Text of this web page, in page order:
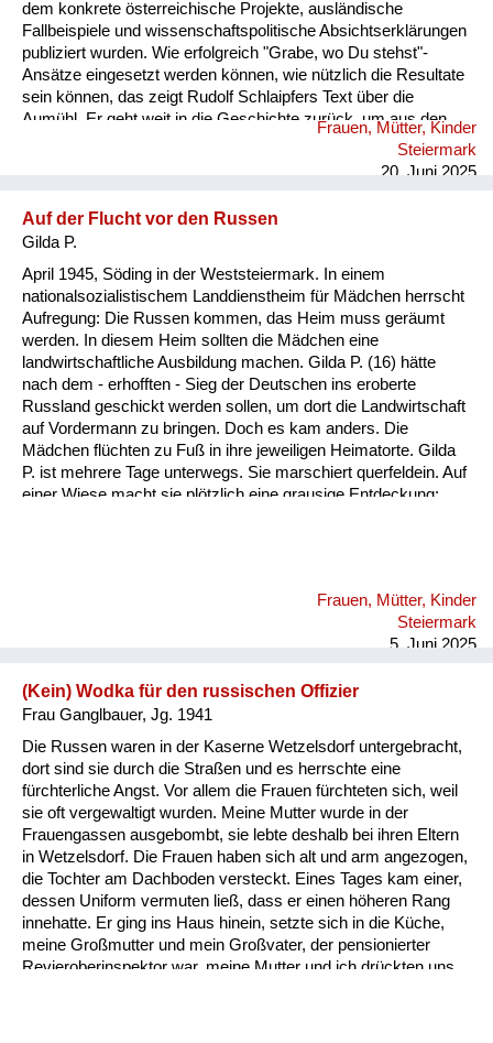
dem konkrete österreichische Projekte, ausländische
Fallbeispiele und wissenschaftspolitische Absichtserklärungen
publiziert wurden. Wie erfolgreich "Grabe, wo Du stehst"-
Ansätze eingesetzt werden können, wie nützlich die Resultate
sein können, das zeigt Rudolf Schlaipfers Text über die
Aumühl. Er geht weit in die Geschichte zurück, um aus den
Dokumenten der Archive frühere Jahrhunderte ins Blickfeld zu
rücken. Sobald aber die moderne Industriegesellschaft
Qualität dieses neuen historischen Arbeitens sichtbar. Im
Leben in der Kolonie verschränken sich Beruf, Alltag, Kultur
und Familie zu einem bunten Bild, werden Lebensschicksale
un...
Frauen, Mütter, Kinder
Steiermark
20. Juni 2025
Auf der Flucht vor den Russen
Gilda P.
April 1945, Söding in der Weststeiermark. In einem
nationalsozialistischem Landdienstheim für Mädchen herrscht
Aufregung: Die Russen kommen, das Heim muss geräumt
werden. In diesem Heim sollten die Mädchen eine
landwirtschaftliche Ausbildung machen. Gilda P. (16) hätte
nach dem - erhofften - Sieg der Deutschen ins eroberte
Russland geschickt werden sollen, um dort die Landwirtschaft
auf Vordermann zu bringen. Doch es kam anders. Die
Mädchen flüchten zu Fuß in ihre jeweiligen Heimatorte. Gilda
P. ist mehrere Tage unterwegs. Sie marschiert querfeldein. Auf
einer Wiese macht sie plötzlich eine grausige Entdeckung:
Frauen, Mütter, Kinder
Steiermark
5. Juni 2025
(Kein) Wodka für den russischen Offizier
Frau Ganglbauer, Jg. 1941
Die Russen waren in der Kaserne Wetzelsdorf untergebracht,
dort sind sie durch die Straßen und es herrschte eine
fürchterliche Angst. Vor allem die Frauen fürchteten sich, weil
sie oft vergewaltigt wurden. Meine Mutter wurde in der
Frauengassen ausgebombt, sie lebte deshalb bei ihren Eltern
in Wetzelsdorf. Die Frauen haben sich alt und arm angezogen,
die Tochter am Dachboden versteckt. Eines Tages kam einer,
dessen Uniform vermuten ließ, dass er einen höheren Rang
innehatte. Er ging ins Haus hinein, setzte sich in die Küche,
meine Großmutter und mein Großvater, der pensionierter
Revieroberinspektor war, meine Mutter und ich drückten uns